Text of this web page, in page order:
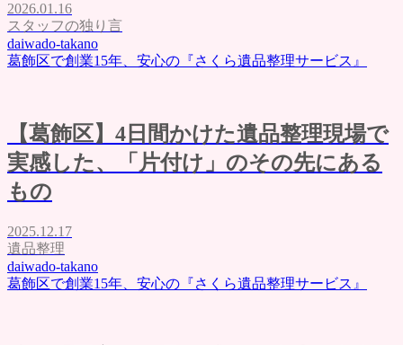
2026.01.16
スタッフの独り言
daiwado-takano
葛飾区で創業15年、安心の『さくら遺品整理サービス』
【葛飾区】4日間かけた遺品整理現場で
実感した、「片付け」のその先にある
もの
2025.12.17
遺品整理
daiwado-takano
葛飾区で創業15年、安心の『さくら遺品整理サービス』